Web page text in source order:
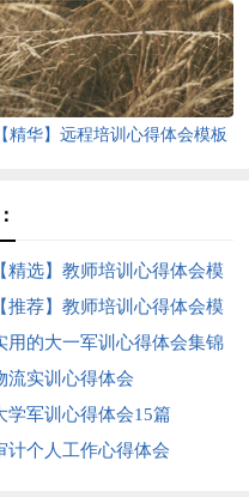
【精华】远程培训心得体会模板
【精选】教师培训心得体会模
合9篇
【推荐】教师培训心得体会模
合9篇
用的大一军训心得体会集锦
流实训心得体会
学军训心得体会15篇
计个人工作心得体会